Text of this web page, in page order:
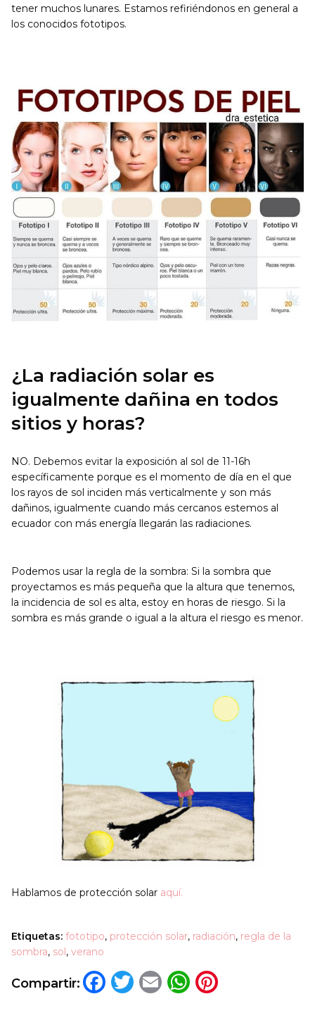
tener muchos lunares. Estamos refiriéndonos en general a
los conocidos fototipos.
¿La radiación solar es
igualmente dañina en todos
sitios y horas?
NO. Debemos evitar la exposición al sol de 11-16h
específicamente porque es el momento de día en el que
los rayos de sol inciden más verticalmente y son más
dañinos, igualmente cuando más cercanos estemos al
ecuador con más energía llegarán las radiaciones.
Podemos usar la regla de la sombra: Si la sombra que
proyectamos es más pequeña que la altura que tenemos,
la incidencia de sol es alta, estoy en horas de riesgo. Si la
sombra es más grande o igual a la altura el riesgo es menor.
Hablamos de protección solar aquí.
Etiquetas: fototipo, protección solar, radiación, regla de la
sombra, sol, verano
Compartir: Facebook
Twitter
EmailWhatsApp